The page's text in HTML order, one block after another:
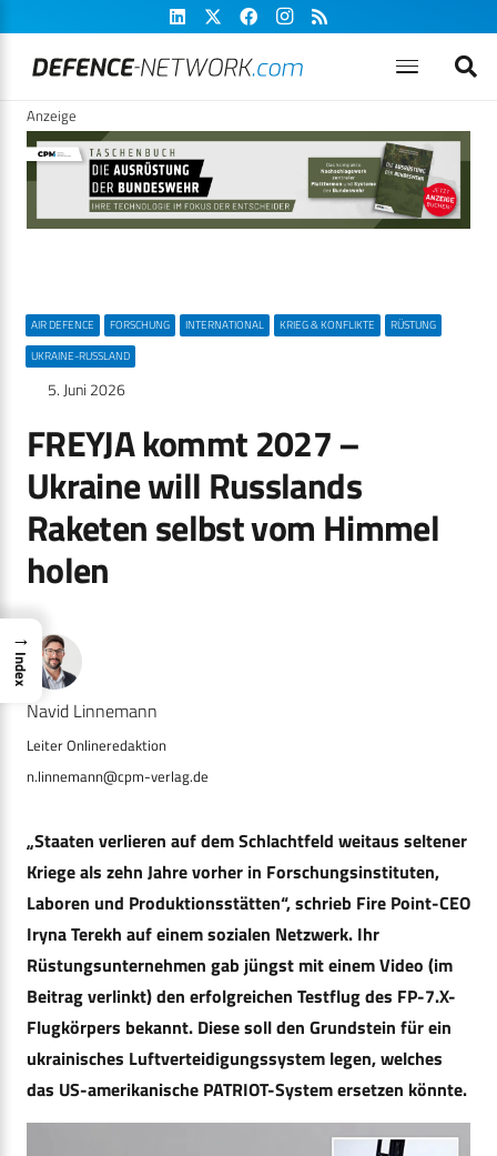
Anzeige
AIR DEFENCE FORSCHUNG INTERNATIONAL KRIEG & KONFLIKTE
RÜSTUNG
UKRAINE-RUSSLAND
5. Juni 2026
FREYJA kommt 2027 –
Ukraine will Russlands
Raketen selbst vom Himmel
holen
Navid Linnemann
n.linnemann@cpm-verlag.de
„Staaten verlieren auf dem Schlachtfeld weitaus seltener
Kriege als zehn Jahre vorher in Forschungsinstituten,
Laboren und Produktionsstätten“, schrieb Fire Point-CEO
Iryna Terekh auf einem sozialen Netzwerk. Ihr
Rüstungsunternehmen gab jüngst mit einem Video (im
Beitrag verlinkt) den erfolgreichen Testflug des FP-7.X-
Flugkörpers bekannt. Diese soll den Grundstein für ein
ukrainisches Luftverteidigungssystem legen, welches
das US-amerikanische PATRIOT-System ersetzen könnte.
→
Index